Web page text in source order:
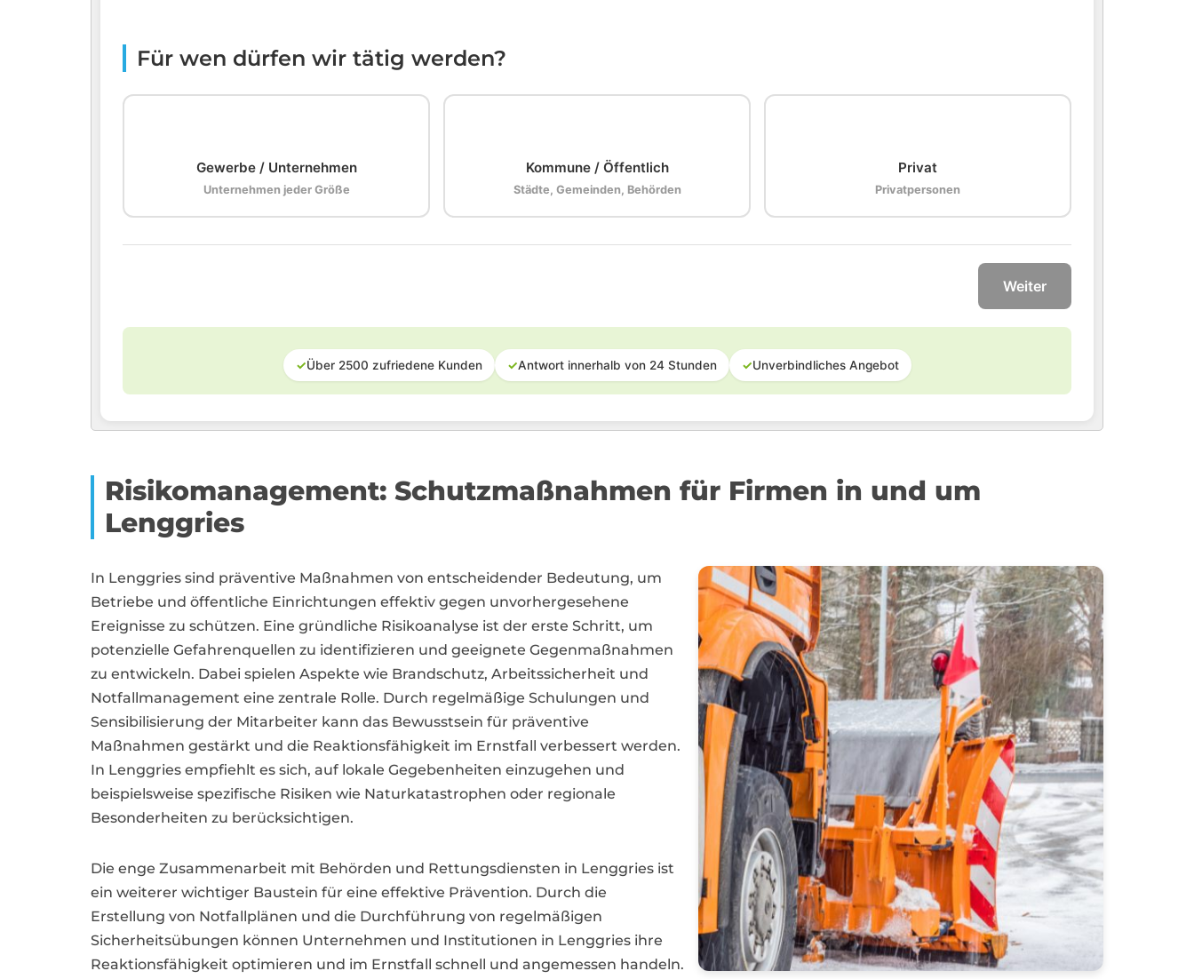
Für wen dürfen wir tätig werden?
Gewerbe / Unternehmen
Unternehmen jeder Größe
Kommune / Öffentlich
Städte, Gemeinden, Behörden
Privat
Privatpersonen
Weiter
✓Über 2500 zufriedene Kunden ✓Antwort innerhalb von 24 Stunden ✓Unverbindliches Angebot
Risikomanagement: Schutzmaßnahmen für Firmen in und um
Lenggries
In Lenggries sind präventive Maßnahmen von entscheidender Bedeutung, um
Betriebe und öffentliche Einrichtungen effektiv gegen unvorhergesehene
Ereignisse zu schützen. Eine gründliche Risikoanalyse ist der erste Schritt, um
potenzielle Gefahrenquellen zu identifizieren und geeignete Gegenmaßnahmen
zu entwickeln. Dabei spielen Aspekte wie Brandschutz, Arbeitssicherheit und
Notfallmanagement eine zentrale Rolle. Durch regelmäßige Schulungen und
Sensibilisierung der Mitarbeiter kann das Bewusstsein für präventive
Maßnahmen gestärkt und die Reaktionsfähigkeit im Ernstfall verbessert werden.
In Lenggries empfiehlt es sich, auf lokale Gegebenheiten einzugehen und
beispielsweise spezifische Risiken wie Naturkatastrophen oder regionale
Besonderheiten zu berücksichtigen.
Die enge Zusammenarbeit mit Behörden und Rettungsdiensten in Lenggries ist
ein weiterer wichtiger Baustein für eine effektive Prävention. Durch die
Erstellung von Notfallplänen und die Durchführung von regelmäßigen
Sicherheitsübungen können Unternehmen und Institutionen in Lenggries ihre
Reaktionsfähigkeit optimieren und im Ernstfall schnell und angemessen handeln.